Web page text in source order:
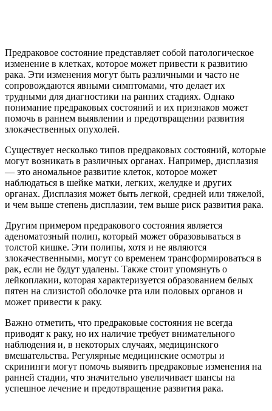
Предраковое состояние представляет собой патологическое
изменение в клетках, которое может привести к развитию
рака. Эти изменения могут быть различными и часто не
сопровождаются явными симптомами, что делает их
трудными для диагностики на ранних стадиях. Однако
понимание предраковых состояний и их признаков может
помочь в раннем выявлении и предотвращении развития
злокачественных опухолей.
Существует несколько типов предраковых состояний, которые
могут возникать в различных органах. Например, дисплазия
— это аномальное развитие клеток, которое может
наблюдаться в шейке матки, легких, желудке и других
органах. Дисплазия может быть легкой, средней или тяжелой,
и чем выше степень дисплазии, тем выше риск развития рака.
Другим примером предракового состояния является
аденоматозный полип, который может образовываться в
толстой кишке. Эти полипы, хотя и не являются
злокачественными, могут со временем трансформироваться в
рак, если не будут удалены. Также стоит упомянуть о
лейкоплакии, которая характеризуется образованием белых
пятен на слизистой оболочке рта или половых органов и
может привести к раку.
Важно отметить, что предраковые состояния не всегда
приводят к раку, но их наличие требует внимательного
наблюдения и, в некоторых случаях, медицинского
вмешательства. Регулярные медицинские осмотры и
скрининги могут помочь выявить предраковые изменения на
ранней стадии, что значительно увеличивает шансы на
успешное лечение и предотвращение развития рака.